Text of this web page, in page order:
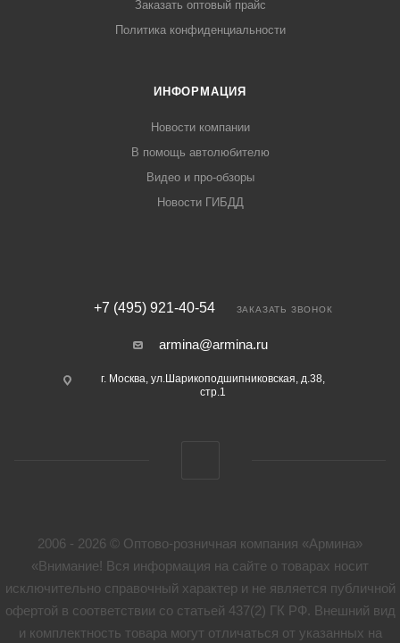
Заказать оптовый прайс
Политика конфиденциальности
ИНФОРМАЦИЯ
Новости компании
В помощь автолюбителю
Видео и про-обзоры
Новости ГИБДД
+7 (495) 921-40-54 ЗАКАЗАТЬ ЗВОНОК
armina@armina.ru
г. Москва, ул.Шарикоподшипниковская, д.38,
стр.1
2006 - 2026 © Оптово-розничная компания «Армина»
«Внимание! Вся информация на сайте о товарах носит
исключительно справочный характер и не является публичной
офертой в соответствии со статьей 437(2) ГК РФ. Внешний вид
и комплектность товара могут отличаться от указанных на